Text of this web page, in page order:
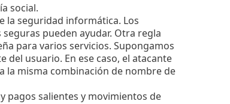
social.
la seguridad informática. Los
pueden ayudar. Otra regla
para varios servicios. Supongamos
usuario. En ese caso, el atacante
la misma combinación de nombre de
pagos salientes y movimientos de